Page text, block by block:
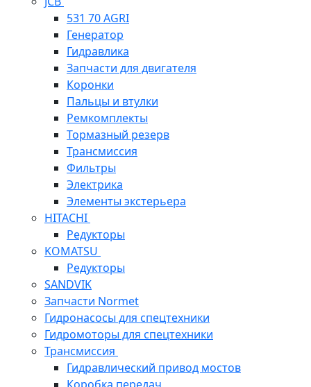
531 70 AGRI
Генератор
Гидравлика
Запчасти для двигателя
Коронки
Пальцы и втулки
Ремкомплекты
Тормазный резерв
Трансмиссия
Фильтры
Электрика
Элементы экстерьера
HITACHI
Редукторы
KOMATSU
Редукторы
SANDVIK
Запчасти Normet
Гидронасосы для спецтехники
Гидромоторы для спецтехники
Трансмиссия
Гидравлический привод мостов